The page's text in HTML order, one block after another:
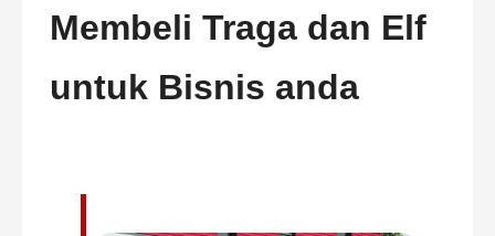
Membeli Traga dan Elf
untuk Bisnis anda